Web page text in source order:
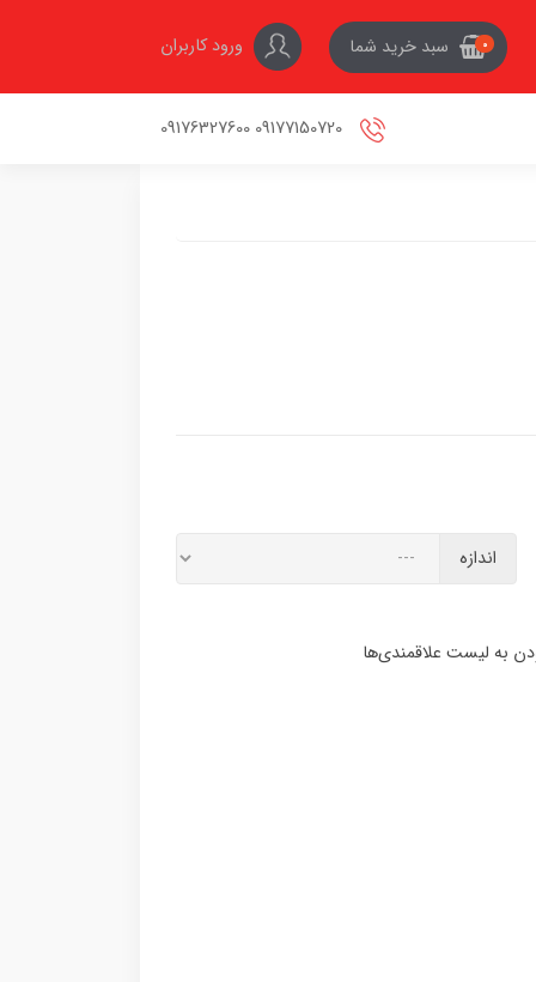
0 سبد خرید شما ورود کاربران
اندازه